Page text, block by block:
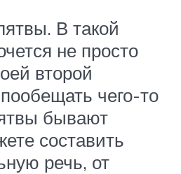
В такой
не просто
второй
чего-то
бывают
составить
речь, от